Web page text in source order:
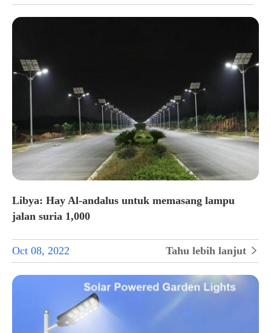
Libya: Hay Al-andalus untuk memasang lampu
jalan suria 1,000
Oct 08, 2022 Tahu lebih lanjut 